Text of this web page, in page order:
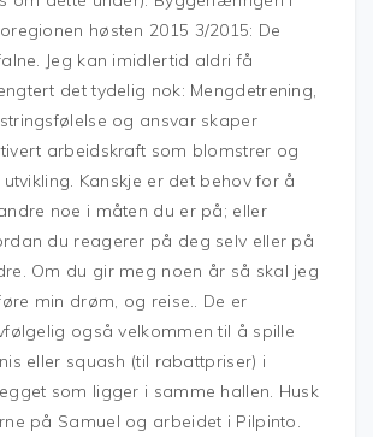
høsten 2015 3/2015: De
Jeg kan imidlertid aldri få
det tydelig nok: Mengdetrening,
og ansvar skaper
arbeidskraft som blomstrer og
utvikling. Kanskje er det behov for å
noe i måten du er på; eller
du reagerer på deg selv eller på
Om du gir meg noen år så skal jeg
min drøm, og reise.. De er
også velkommen til å spille
eller squash (til rabattpriser) i
som ligger i samme hallen. Husk
på Samuel og arbeidet i Pilpinto.